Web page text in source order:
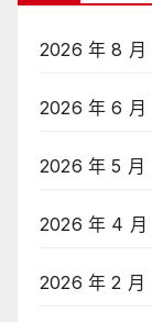
2026 年 8 月
2026 年 6 月
2026 年 5 月
2026 年 4 月
2026 年 2 月